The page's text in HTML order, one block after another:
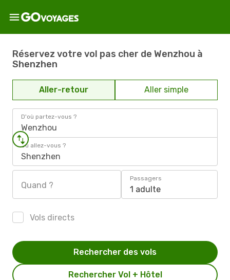
Réservez votre vol pas cher de Wenzhou à
Shenzhen
Aller-retour Aller simple
D'où partez-vous ?
Wenzhou
Où allez-vous ?
Shenzhen
Quand ?
Passagers
1 adulte
Vols directs
Rechercher Vol + Hôtel
Rechercher des vols